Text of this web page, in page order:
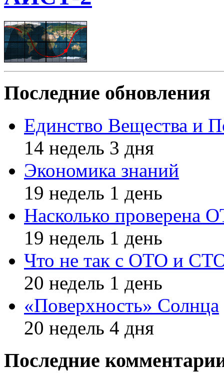
Последние обновления
Единство Вещества и
14 недель 3 дня
Экономика знаний
19 недель 1 день
Насколько проверена
19 недель 1 день
Что не так с ОТО и
20 недель 1 день
«Поверхность» Солнца
20 недель 4 дня
Последние